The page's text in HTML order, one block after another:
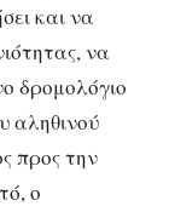
και να
να
δρομολόγιο
αληθινού
προς την
ο